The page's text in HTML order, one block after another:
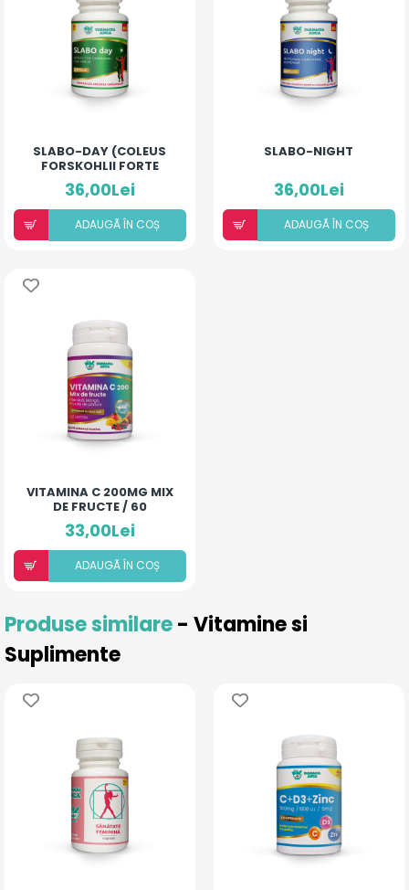
SLABO-DAY (COLEUS
FORSKOHLII FORTE
40MG)
36,00Lei
ADAUGÃ ÎN COȘ
SLABO-NIGHT
36,00Lei
ADAUGÃ ÎN COȘ
VITAMINA C 200MG MIX
DE FRUCTE / 60
COMPRIMATE
33,00Lei
ADAUGÃ ÎN COȘ
Produse similare- Vitamine si
Suplimente